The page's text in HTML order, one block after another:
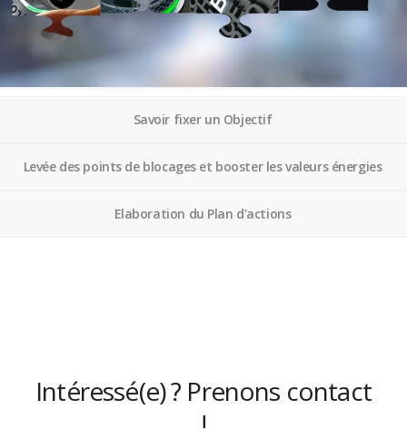
Savoir fixer un Objectif
Levée des points de blocages et booster les valeurs énergies
Elaboration du Plan d'actions
Intéressé(e) ? Prenons contact